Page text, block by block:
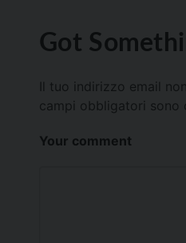
Got
Il tuo indirizzo email
campi obbligatori sono
Your comment